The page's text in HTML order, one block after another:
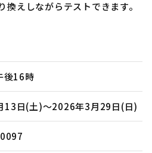
えしながらテストできます。
後16時
13日(土)～2026年3月29日(日)